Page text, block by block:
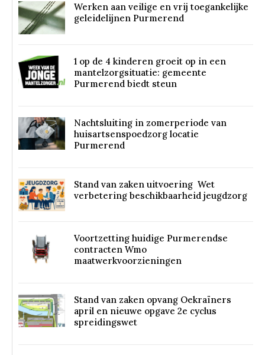
Werken aan veilige en vrij toegankelijke
geleidelijnen Purmerend
1 op de 4 kinderen groeit op in een
mantelzorgsituatie: gemeente
Purmerend biedt steun
Nachtsluiting in zomerperiode van
huisartsenspoedzorg locatie
Purmerend
Stand van zaken uitvoering Wet
verbetering beschikbaarheid jeugdzorg
Voortzetting huidige Purmerendse
contracten Wmo
maatwerkvoorzieningen
Stand van zaken opvang Oekraïners
april en nieuwe opgave 2e cyclus
spreidingswet